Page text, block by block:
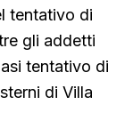
tentativo di
gli addetti
tentativo di
di Villa